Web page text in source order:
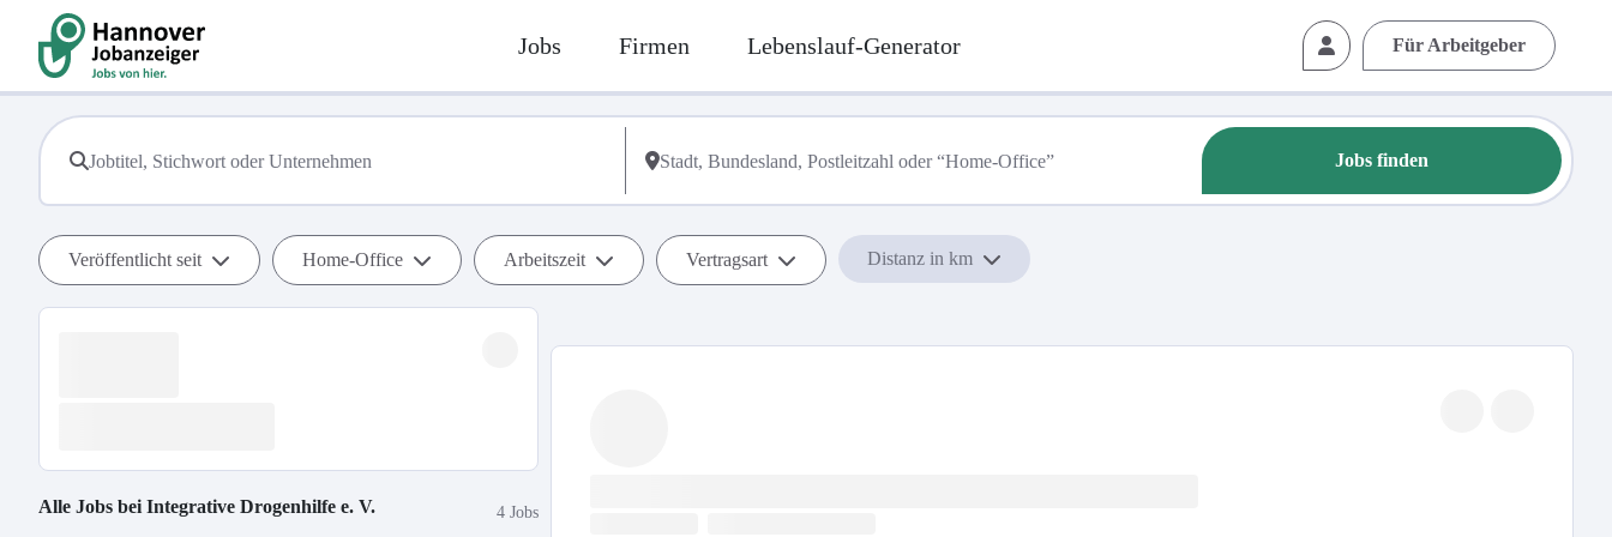
Jobs Firmen Lebenslauf-Generator Für Arbeitgeber
Jobs finden
Veröffentlicht seit Home-Office Arbeitszeit Vertragsart Distanz in km
Alle Jobs bei Integrative Drogenhilfe e. V. 4 Jobs